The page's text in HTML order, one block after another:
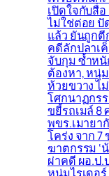
เปิดใจกับสื่
ไม่ใช่ต่อย ปั
แล้ว ยันถูก
คดีลักปลาเ
จับกุม ซ้ำห
ต้องหา, หนุ่
ห้วยขวาง ไ
โศกนาฏกร
ขยี้รถเมล์ 8
พขร.เมายา
โคร่ง จาก
ฆาตกรรม ‘
ผ่าคดี ผอ.ป.